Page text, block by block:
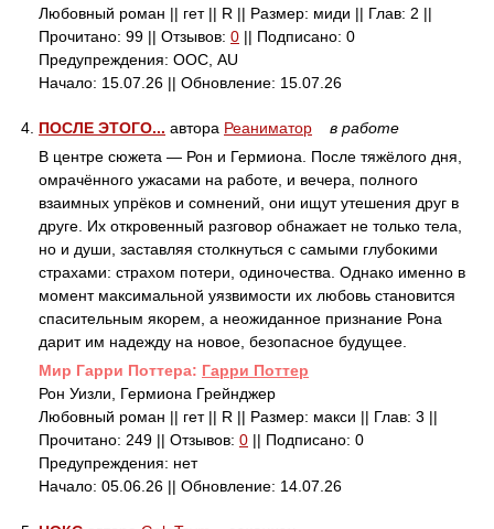
Любовный роман || гет || R || Размер: миди || Глав: 2 ||
Прочитано: 99 || Отзывов: 0 || Подписано: 0
Предупреждения: ООС, AU
Начало: 15.07.26 || Обновление: 15.07.26
4. ПОСЛЕ ЭТОГО... автора Реаниматор
в работе
В центре сюжета — Рон и Гермиона. После тяжёлого дня,
омрачённого ужасами на работе, и вечера, полного
взаимных упрёков и сомнений, они ищут утешения друг в
друге. Их откровенный разговор обнажает не только тела,
но и души, заставляя столкнуться с самыми глубокими
страхами: страхом потери, одиночества. Однако именно в
момент максимальной уязвимости их любовь становится
спасительным якорем, а неожиданное признание Рона
дарит им надежду на новое, безопасное будущее.
Mир Гарри Поттера: Гарри Поттер
Рон Уизли, Гермиона Грейнджер
Любовный роман || гет || R || Размер: макси || Глав: 3 ||
Прочитано: 249 || Отзывов: 0 || Подписано: 0
Предупреждения: нет
Начало: 05.06.26 || Обновление: 14.07.26